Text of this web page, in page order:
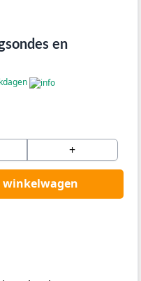
en
+
winkelwagen